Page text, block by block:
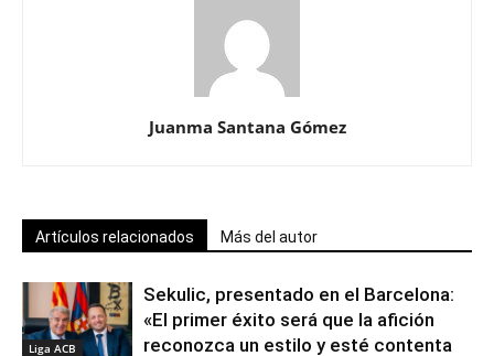
Juanma Santana Gómez
Artículos relacionados Más del autor
Liga ACB
Sekulic, presentado en el Barcelona:
«El primer éxito será que la afición
reconozca un estilo y esté contenta